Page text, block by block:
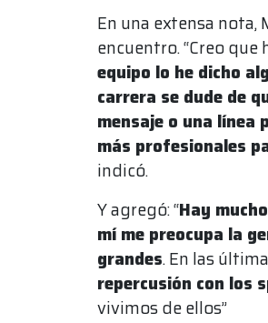
En una extensa
encuentro. “Creo
equipo lo he dicho
carrera se dude de
mensaje o una línea
más profesionales
indicó.
Y agregó: “Hay
mí me preocupa la
grandes. En las
repercusión con los
vivimos de ellos”